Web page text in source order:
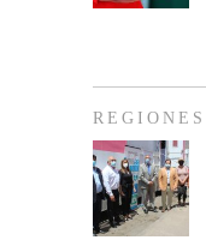
REGIONES